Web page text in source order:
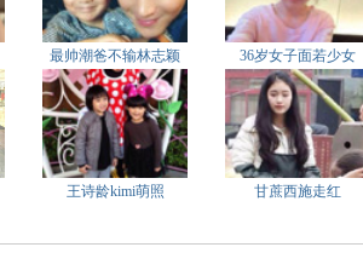
最帅潮爸不输林志颖 36岁女子面若少女
王诗龄kimi萌照 甘蔗西施走红